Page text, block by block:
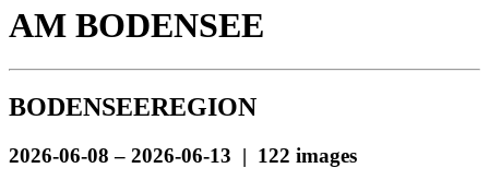
AM BODENSEE
BODENSEEREGION
2026-06-08 – 2026-06-13 | 122 images